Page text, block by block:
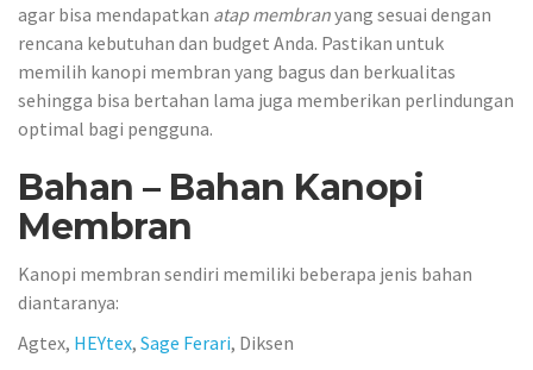
agar bisa mendapatkan atap membranyang sesuai dengan
rencana kebutuhan dan budget Anda. Pastikan untuk
memilih kanopi membran yang bagus dan berkualitas
sehingga bisa bertahan lama juga memberikan perlindungan
optimal bagi pengguna.
Bahan – Bahan Kanopi
Membran
Kanopi membran sendiri memiliki beberapa jenis bahan
diantaranya:
Agtex, HEYtex, Sage Ferari, Diksen